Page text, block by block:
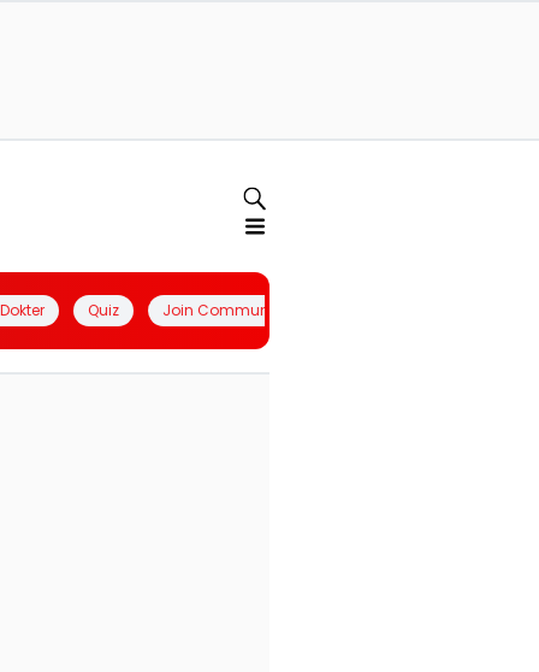
Quiz Join Community